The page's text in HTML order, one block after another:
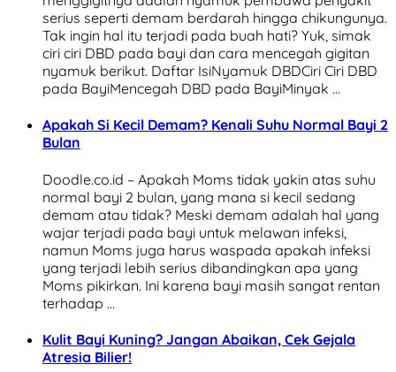
serius seperti demam berdarah hingga chikungunya.
Tak ingin hal itu terjadi pada buah hati? Yuk, simak
ciri ciri DBD pada bayi dan cara mencegah gigitan
nyamuk berikut. Daftar IsiNyamuk DBDCiri Ciri DBD
pada BayiMencegah DBD pada BayiMinyak …
Apakah Si Kecil Demam? Kenali Suhu Normal Bayi 2
Bulan
Doodle.co.id – Apakah Moms tidak yakin atas suhu
normal bayi 2 bulan, yang mana si kecil sedang
demam atau tidak? Meski demam adalah hal yang
wajar terjadi pada bayi untuk melawan infeksi,
namun Moms juga harus waspada apakah infeksi
yang terjadi lebih serius dibandingkan apa yang
Moms pikirkan. Ini karena bayi masih sangat rentan
terhadap …
Kulit Bayi Kuning? Jangan Abaikan, Cek Gejala
Atresia Bilier!